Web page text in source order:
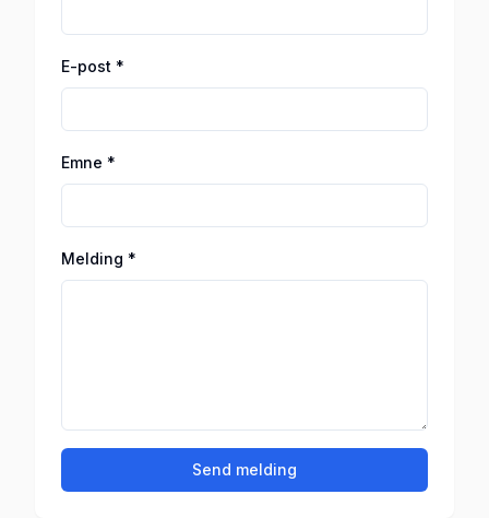
E-post *
Emne *
Melding *
Send melding